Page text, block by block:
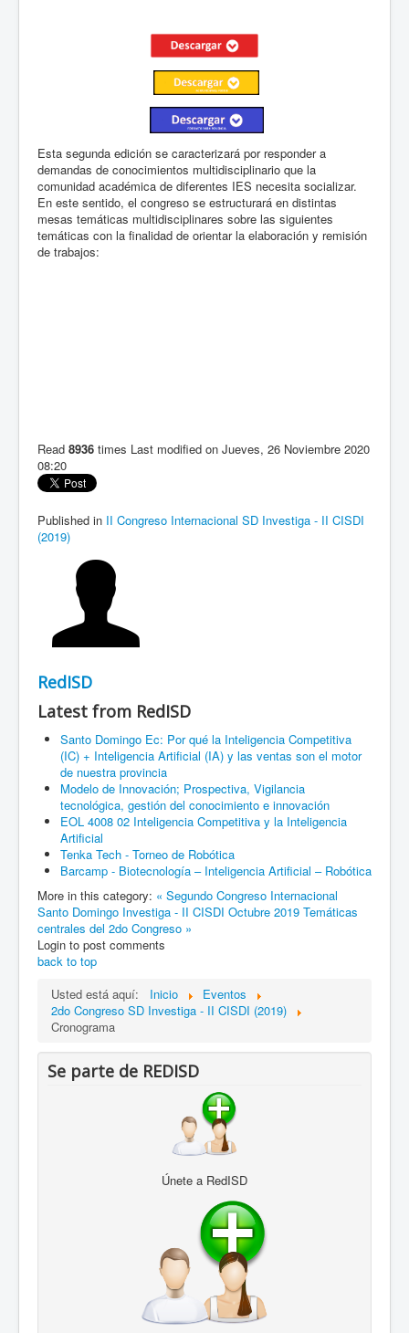
Esta segunda edición se caracterizará por responder a
demandas de conocimientos multidisciplinario que la
comunidad académica de diferentes IES necesita socializar.
En este sentido, el congreso se estructurará en distintas
mesas temáticas multidisciplinares sobre las siguientes
temáticas con la finalidad de orientar la elaboración y remisión
de trabajos:
Read 8936 times Last modified on Jueves, 26 Noviembre 2020
08:20
Published in II Congreso Internacional SD Investiga - II CISDI
(2019)
RedISD
Latest from RedISD
Santo Domingo Ec: Por qué la Inteligencia Competitiva
(IC) + Inteligencia Artificial (IA) y las ventas son el motor
de nuestra provincia
Modelo de Innovación; Prospectiva, Vigilancia
tecnológica, gestión del conocimiento e innovación
EOL 4008 02 Inteligencia Competitiva y la Inteligencia
Artificial
Tenka Tech - Torneo de Robótica
Barcamp - Biotecnología – Inteligencia Artificial – Robótica
More in this category: « Segundo Congreso Internacional
Santo Domingo Investiga - II CISDI Octubre 2019 Temáticas
centrales del 2do Congreso »
Login to post comments
back to top
Usted está aquí:
Inicio
Eventos
2do Congreso SD Investiga - II CISDI (2019)
Cronograma
Se parte de REDISD
Únete a RedISD